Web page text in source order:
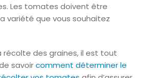
Les tomates doivent être
variété que vous souhaitez
récolte des graines, il est tout
savoircomment déterminer le